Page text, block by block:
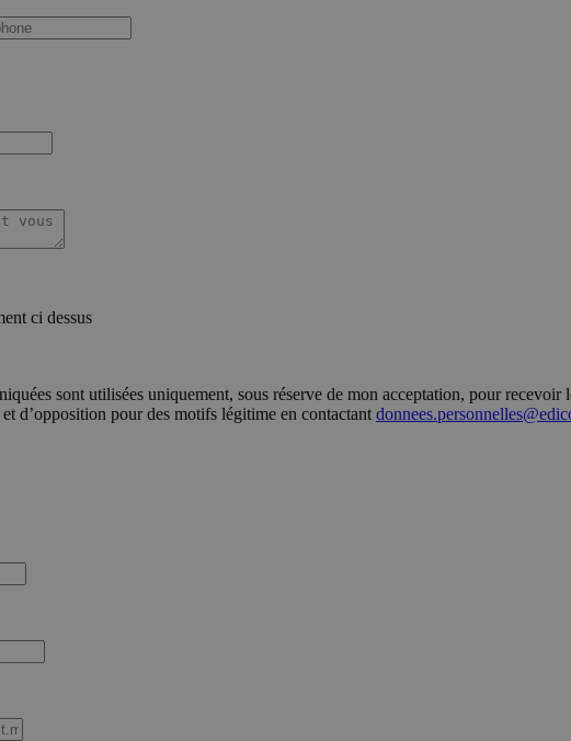
ci dessus
sont utilisées uniquement, sous réserve de mon acceptation, pour
d’opposition pour des motifs légitime en contactant